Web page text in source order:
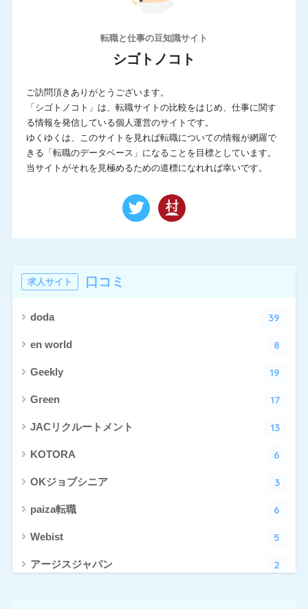
転職と仕事の豆知識サイト
シゴトノコト
ご訪問頂きありがとうございます。
「シゴトノコト」は、転職サイトの比較をはじめ、仕事に関す
る情報を発信している個人運営のサイトです。
ゆくゆくは、このサイトを見れば転職についての情報が網羅で
きる「転職のデータベース」になることを目標としています。
当サイトがそれを見極めるための道標になれれば幸いです。
求人サイト 口コミ
doda 39
en world 8
Geekly 19
Green 17
JACリクルートメント 13
KOTORA 6
OKジョブシニア 3
paiza転職 6
Webist 5
アージスジャパン 2